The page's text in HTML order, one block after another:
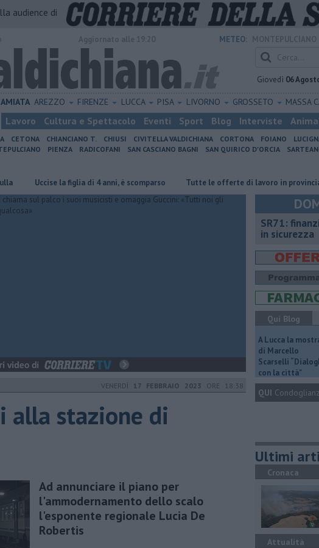
audience di
METEO:
Giovedì 06
AMIATA AREZZO FIRENZE LUCCA PISA LIVORNO GROSSETO MASSA
Lavoro Cultura e Spettacolo Eventi Sport Blog Interviste
CETONA CHIANCIANO T. CHIUSI CIVITELLA VALDICHIANA CORTONA FOIANO
PIENZA RADICOFANI SAN CASCIANO BAGNI SAN QUIRICO D'ORCIA
Uccise la figlia di 4 anni, è scomparso ​Tutte le offerte di lavoro in provincia di
VENERDÌ 17 FEBBRAIO 2023 ORE 18:38
alla stazione di
Ad annunciare il piano per
l'ammodernamento dello scalo
l'esponente regionale Lucia De
Robertis
SR71:
in sicurezza
Qui Blog
A Lucca la
di Marcello
Scarselli
con la città"
QUI
Ultimi
Cronaca
Attualità